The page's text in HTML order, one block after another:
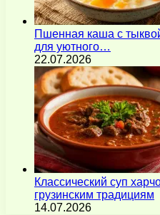
Пшенная каша с
для уютного…
22.07.2026
Классический суп
грузинским традициям
14.07.2026